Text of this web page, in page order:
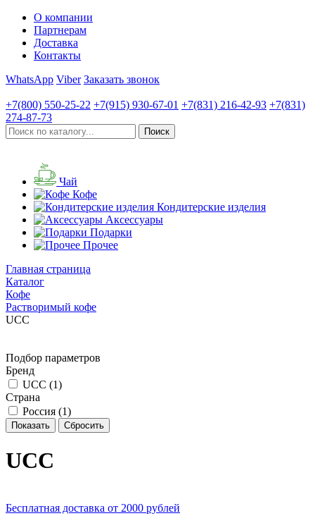
О компании
Партнерам
Доставка
Контакты
WhatsApp Viber Заказать звонок
+7(800) 550-25-22 +7(915) 930-67-01 +7(831) 216-42-93 +7(831)
274-87-73
Чай
Кофе
Кондитерские изделия
Аксессуары
Подарки
Прочее
Главная страница
Каталог
Кофе
Растворимый кофе
UCC
Подбор параметров
Бренд
UCC (1)
Страна
Россия (1)
UCC
Бесплатная доставка от 2000 рублей